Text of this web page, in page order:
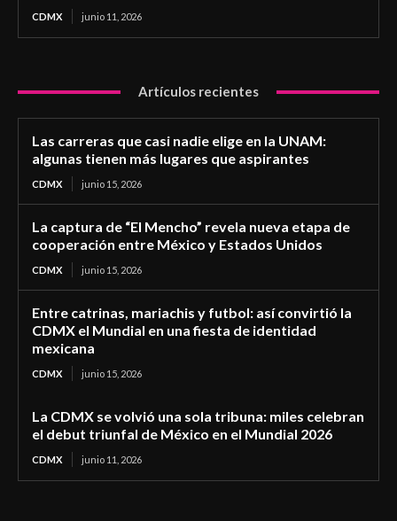
CDMX junio 11, 2026
Artículos recientes
Las carreras que casi nadie elige en la UNAM:
algunas tienen más lugares que aspirantes
CDMX junio 15, 2026
La captura de “El Mencho” revela nueva etapa de
cooperación entre México y Estados Unidos
CDMX junio 15, 2026
Entre catrinas, mariachis y futbol: así convirtió la
CDMX el Mundial en una fiesta de identidad
mexicana
CDMX junio 15, 2026
La CDMX se volvió una sola tribuna: miles celebran
el debut triunfal de México en el Mundial 2026
CDMX junio 11, 2026